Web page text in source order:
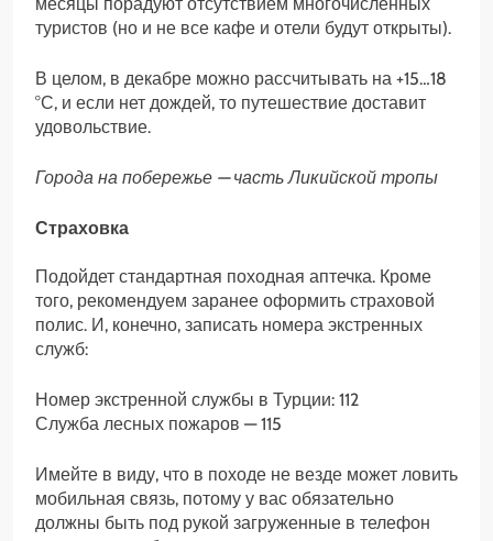
туристов (но и не все кафе и отели будут открыты).
В целом, в декабре можно рассчитывать на +15…18
°С, и если нет дождей, то путешествие доставит
удовольствие.
Города на побережье — часть Ликийской тропы
Страховка
Подойдет стандартная походная аптечка. Кроме
того, рекомендуем заранее оформить страховой
полис. И, конечно, записать номера экстренных
служб:
Номер экстренной службы в Турции: 112
Служба лесных пожаров — 115
Имейте в виду, что в походе не везде может ловить
мобильная связь, потому у вас обязательно
должны быть под рукой загруженные в телефон